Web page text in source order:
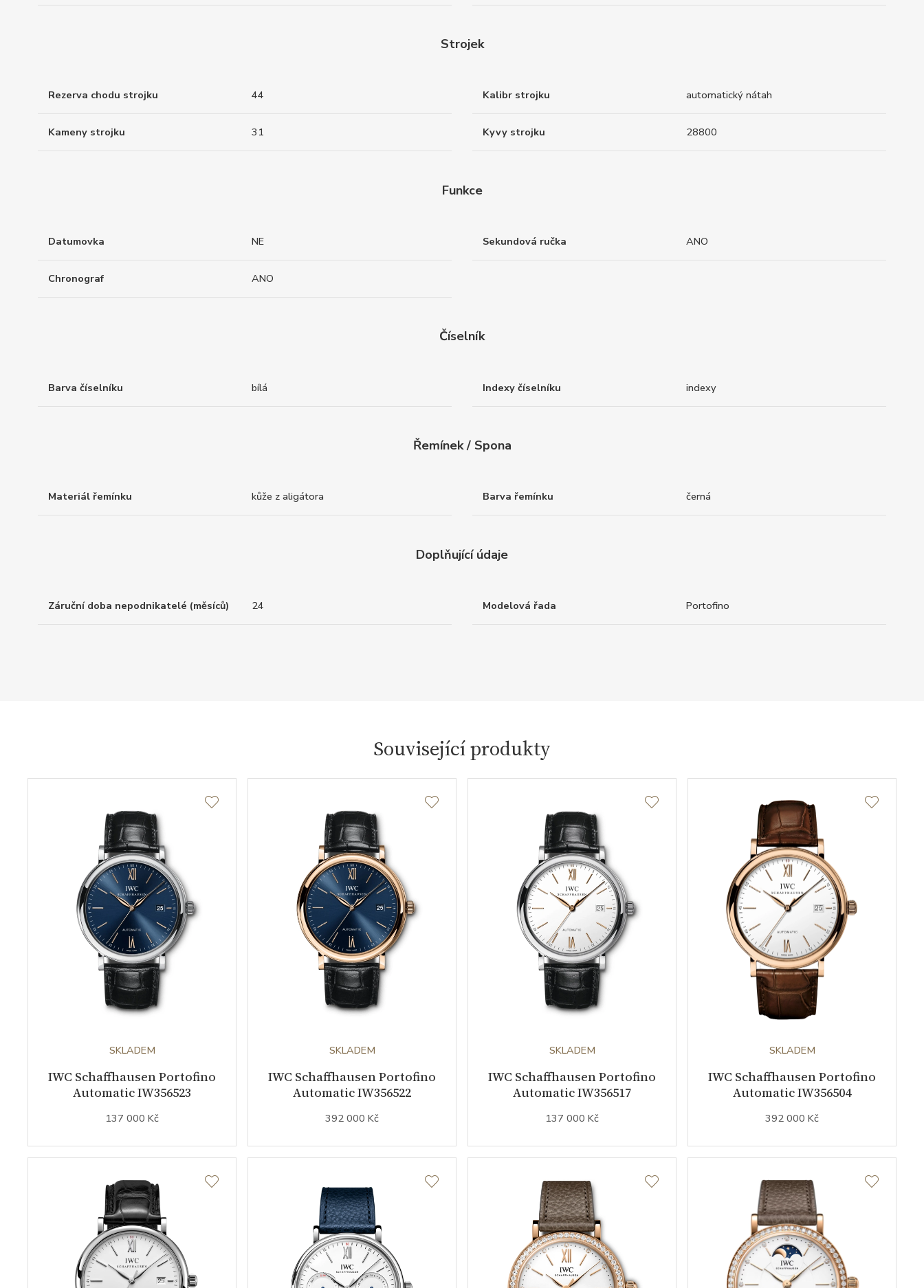
Strojek
Rezerva chodu strojku 44 Kalibr strojku automatický nátah
Kameny strojku 31 Kyvy strojku 28800
Funkce
Datumovka NE Sekundová ručka ANO
Chronograf ANO
Číselník
Barva číselníku bílá Indexy číselníku indexy
Řemínek / Spona
Materiál řemínku kůže z aligátora Barva řemínku černá
Doplňující údaje
Záruční doba nepodnikatelé (měsíců) 24 Modelová řada Portofino
Související produkty
SKLADEM
IWC Schaffhausen Portofino
Automatic IW356523
137 000 Kč
SKLADEM
IWC Schaffhausen Portofino
Automatic IW356522
392 000 Kč
SKLADEM
IWC Schaffhausen Portofino
Automatic IW356517
137 000 Kč
SKLADEM
IWC Schaffhausen Portofino
Automatic IW356504
392 000 Kč